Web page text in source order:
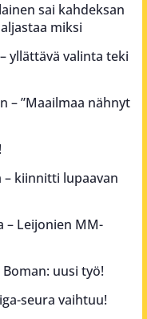
sai kahdeksan
miksi
yllättävä valinta teki
– ”Maailmaa nähnyt
kiinnitti lupaavan
– Leijonien MM-
uusi työ!
seura vaihtuu!